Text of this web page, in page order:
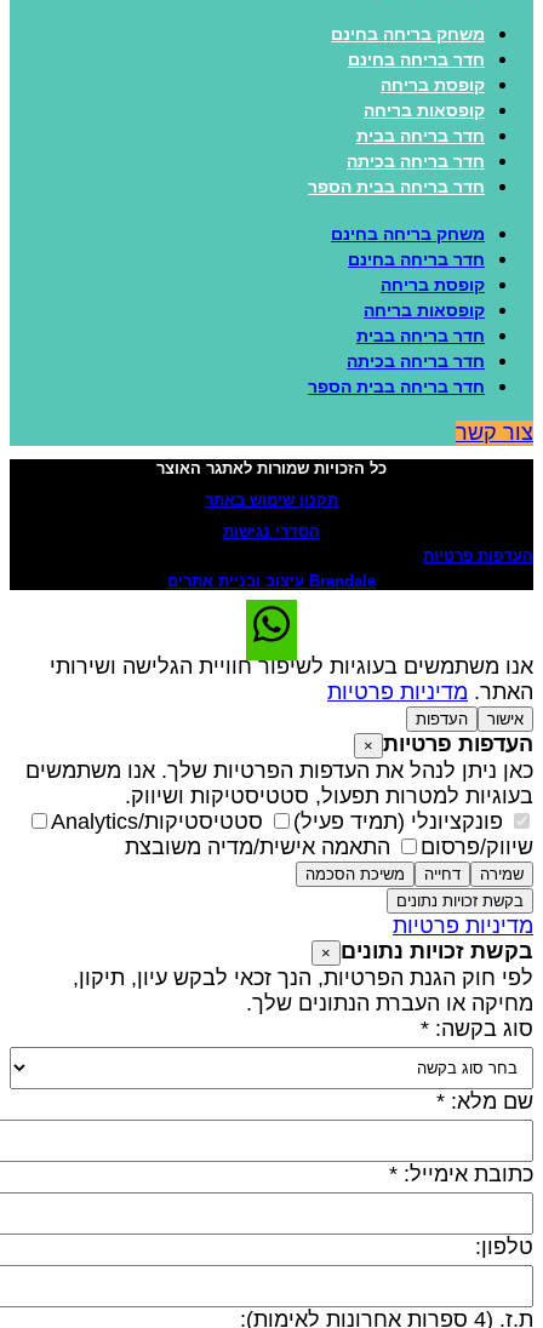
משחק בריחה בחינם
חדר בריחה בחינם
קופסת בריחה
קופסאות בריחה
חדר בריחה בבית
חדר בריחה בכיתה
חדר בריחה בבית הספר
משחק בריחה בחינם
חדר בריחה בחינם
קופסת בריחה
קופסאות בריחה
חדר בריחה בבית
חדר בריחה בכיתה
חדר בריחה בבית הספר
קשר
כל הזכויות שמורות לאתגר האוצר
תקנון שימוש באתר
הסדרי נגישות
פרטיות
Brandale עיצוב ובניית אתרים
משתמשים בעוגיות לשיפור חוויית הגלישה ושירותי
מדיניות פרטיות
אישור העדפות
פרטיות ×
ניתן לנהל את העדפות הפרטיות שלך. אנו משתמשים
למטרות תפעול, סטטיסטיקות ושיווק.
פונקציונלי (תמיד פעיל)
סטטיסטיקות/Analytics
פרסום
התאמה אישית/מדיה משובצת
שמירה דחייה
משיכת הסכמה
בקשת זכויות נתונים
פרטיות
זכויות נתונים
חוק הגנת הפרטיות, הנך זכאי לבקש עיון, תיקון,
או העברת הנתונים שלך.
בקשה: *
מלא: *
אימייל: *
ספרות אחרונות לאימות):